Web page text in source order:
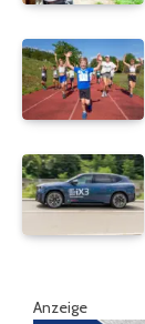
Anzeige